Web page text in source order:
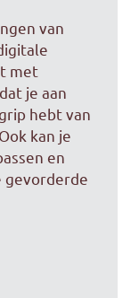
van
met
je aan
hebt van
kan je
en
gevorderde